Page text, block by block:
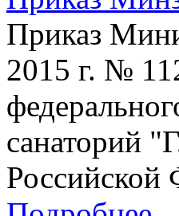
Приказ
2015 г. №
санаторий
Российской